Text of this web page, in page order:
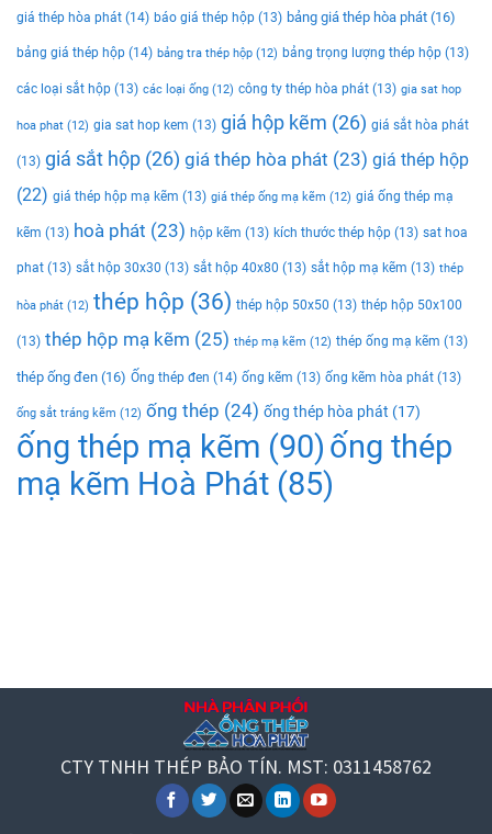
giá thép hòa phát (14) báo giá thép hộp (13) bảng giá thép hòa phát (16)
bảng giá thép hộp (14) bảng tra thép hộp (12) bảng trọng lượng thép hộp (13)
các loại sắt hộp (13) các loại ống (12) công ty thép hòa phát (13) gia sat hop
hoa phat (12) gia sat hop kem (13) giá hộp kẽm (26) giá sắt hòa phát
(13) giá sắt hộp (26) giá thép hòa phát (23) giá thép hộp
(22) giá thép hộp mạ kẽm (13) giá thép ống mạ kẽm (12) giá ống thép mạ
kẽm (13) hoà phát (23) hộp kẽm (13) kích thước thép hộp (13) sat hoa
phat (13) sắt hộp 30x30 (13) sắt hộp 40x80 (13) sắt hộp mạ kẽm (13) thép
hòa phát (12) thép hộp (36) thép hộp 50x50 (13) thép hộp 50x100
(13) thép hộp mạ kẽm (25) thép mạ kẽm (12) thép ống mạ kẽm (13)
thép ống đen (16) Ống thép đen (14) ống kẽm (13) ống kẽm hòa phát (13)
ống sắt tráng kẽm (12) ống thép (24) ống thép hòa phát (17)
ống thép mạ kẽm (90) ống thép
mạ kẽm Hoà Phát (85)
CTY TNHH THÉP BẢO TÍN. MST: 0311458762